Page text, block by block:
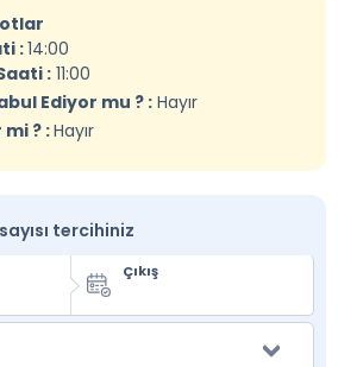
:14:00
: 11:00
Ediyor mu ? : Hayır
? :Hayır
tercihiniz
Çıkış